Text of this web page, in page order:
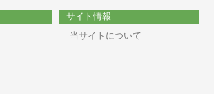
サイト情報
当サイトについて